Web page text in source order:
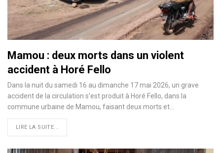
Mamou : deux morts dans un violent
accident à Horé Fello
Dans la nuit du samedi 16 au dimanche 17 mai 2026, un grave
accident de la circulation s’est produit à Horé Fello, dans la
commune urbaine de Mamou, faisant deux morts et…
LIRE LA SUITE...